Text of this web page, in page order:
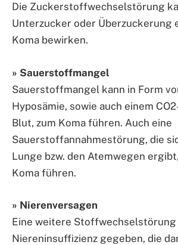
Die Zuckerstoffwechselstörung
Unterzucker oder Überzuckerung
Koma bewirken.
» Sauerstoffmangel
Sauerstoffmangel kann in Form
Hyposämie, sowie auch einem
Blut, zum Koma führen. Auch eine
Sauerstoffannahmestörung, die
Lunge bzw. den Atemwegen
Koma führen.
» Nierenversagen
Eine weitere Stoffwechselstörung
Niereninsuffizienz gegeben, die